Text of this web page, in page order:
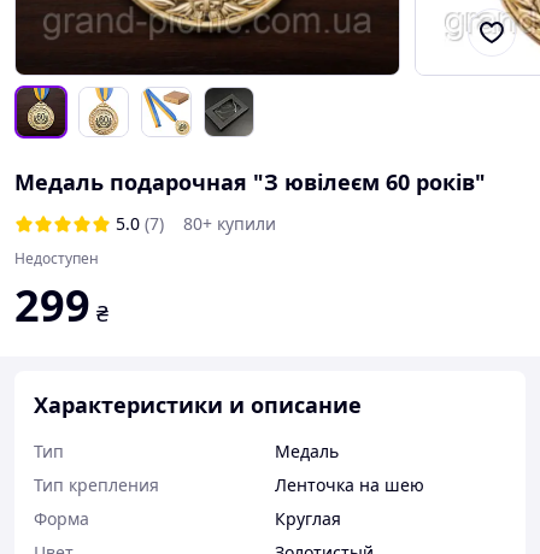
Медаль подарочная "З ювілеєм 60 років"
5.0 (7) 80+ купили
Недоступен
299 ₴
Характеристики и описание
Тип
Медаль
Тип крепления
Ленточка на шею
Форма
Круглая